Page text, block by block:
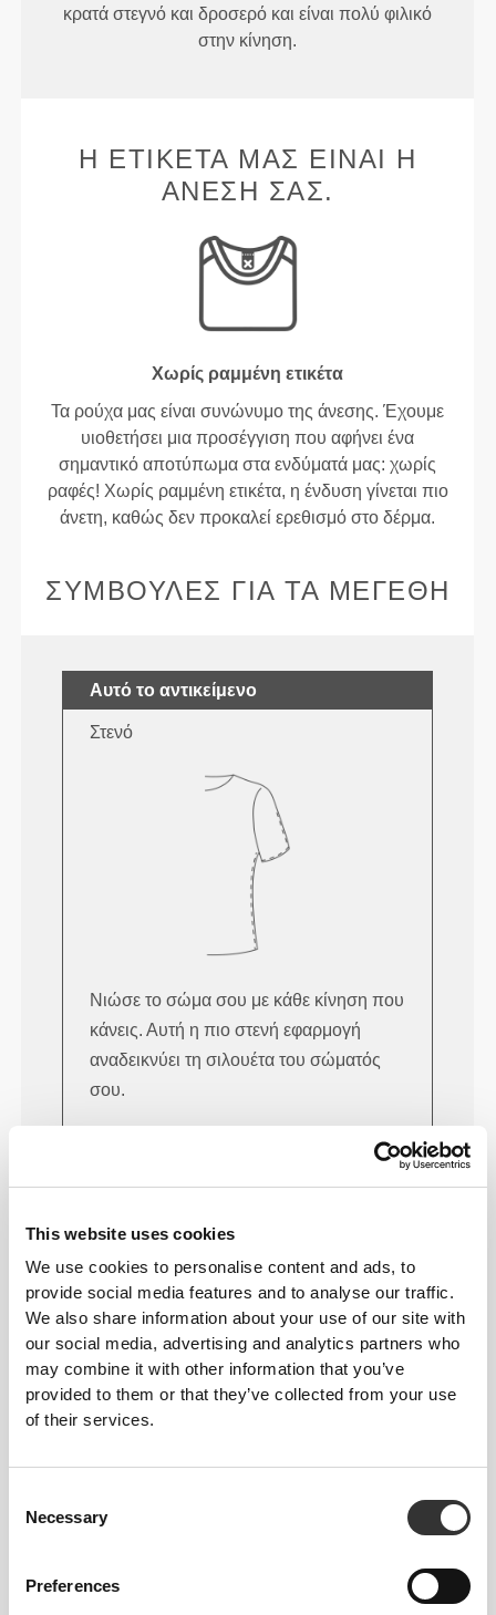
This website uses cookies
We use cookies to personalise content and ads, to
provide social media features and to analyse our traffic.
We also share information about your use of our site with
our social media, advertising and analytics partners who
may combine it with other information that you’ve
provided to them or that they’ve collected from your use
of their services.
Selection
Necessary
Preferences
κρατά στεγνό και δροσερό και είναι πολύ φιλικό
στην κίνηση.
Η ΕΤΙΚΈΤΑ ΜΑΣ ΕΊΝΑΙ Η
ΆΝΕΣΉ ΣΑΣ.
Χωρίς ραμμένη ετικέτα
Τα ρούχα μας είναι συνώνυμο της άνεσης. Έχουμε
υιοθετήσει μια προσέγγιση που αφήνει ένα
σημαντικό αποτύπωμα στα ενδύματά μας: χωρίς
ραφές! Χωρίς ραμμένη ετικέτα, η ένδυση γίνεται πιο
άνετη, καθώς δεν προκαλεί ερεθισμό στο δέρμα.
ΣΥΜΒΟΥΛΈΣ ΓΙΑ ΤΑ ΜΕΓΈΘΗ
Αυτό το αντικείμενο
Στενό
Νιώσε το σώμα σου με κάθε κίνηση που
κάνεις. Αυτή η πιο στενή εφαρμογή
αναδεικνύει τη σιλουέτα του σώματός
σου.
Κανονικό
Χαλαρό